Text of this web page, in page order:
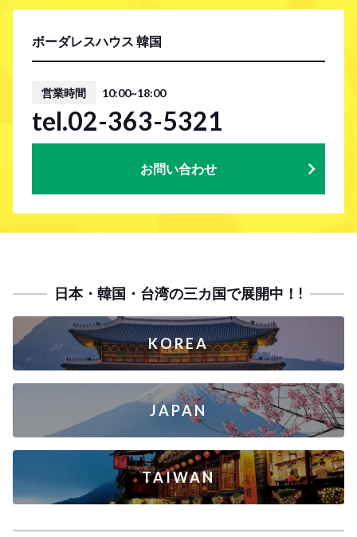
ボーダレスハウス 韓国
営業時間 10:00~18:00
tel.02-363-5321
お問い合わせ
日本・韓国・台湾の三カ国で展開中！!
KOREA
JAPAN
TAIWAN